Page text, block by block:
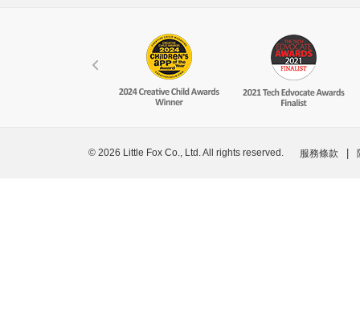
© 2026 Little Fox Co., Ltd. All rights reserved. 服務條款